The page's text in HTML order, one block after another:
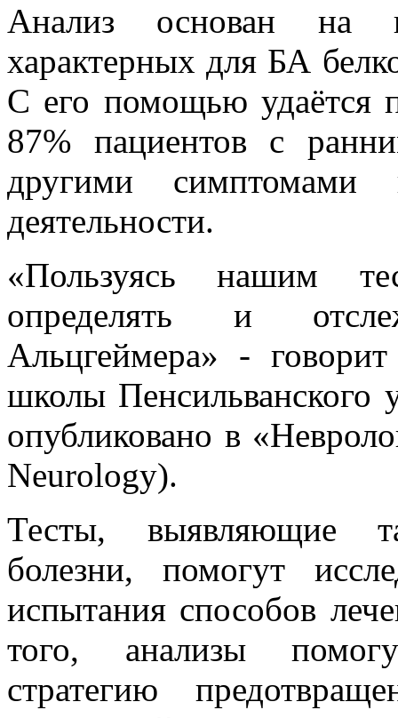
Анализ основан на
характерных для БА
С его помощью удаётся
87% пациентов с
другими симптомами
деятельности.
«Пользуясь нашим
определять и
Альцгеймера» -
школы Пенсильванского
опубликовано в
Neurology).
Тесты, выявляющие
болезни, помогут
испытания способов
того, анализы
стратегию